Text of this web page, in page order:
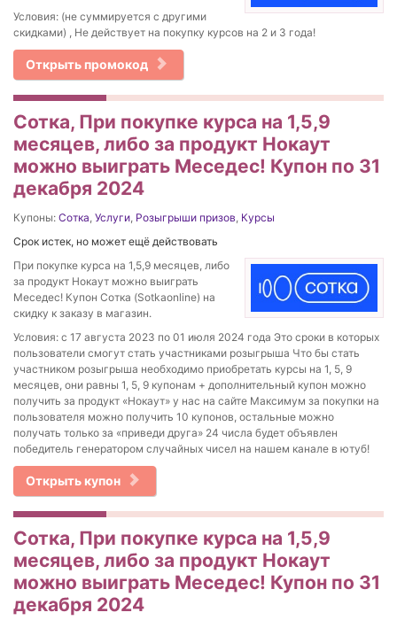
Условия: (не суммируется с другими
скидками) , Не действует на покупку курсов на 2 и 3 года!
Открыть промокод
Сотка, При покупке курса на 1,5,9
месяцев, либо за продукт Нокаут
можно выиграть Меседес! Купон по 31
декабря 2024
Купоны: Сотка Услуги Розыгрыши призов Курсы
Срок истек, но может ещё действовать
При покупке курса на 1,5,9 месяцев, либо
за продукт Нокаут можно выиграть
Меседес! Купон Сотка (Sotkaonline) на
скидку к заказу в магазин.
Условия: с 17 августа 2023 по 01 июля 2024 года Это сроки в которых
пользователи смогут стать участниками розыгрыша Что бы стать
участником розыгрыша необходимо приобретать курсы на 1, 5, 9
месяцев, они равны 1, 5, 9 купонам + дополнительный купон можно
получить за продукт «Нокаут» у нас на сайте Максимум за покупки на
пользователя можно получить 10 купонов, остальные можно
получать только за «приведи друга» 24 числа будет объявлен
победитель генератором случайных чисел на нашем канале в ютуб!
Открыть купон
Сотка, При покупке курса на 1,5,9
месяцев, либо за продукт Нокаут
можно выиграть Меседес! Купон по 31
декабря 2024